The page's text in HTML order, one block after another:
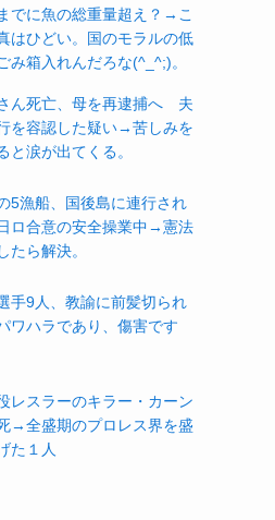
でに魚の総重量超え？→こ
はひどい。国のモラルの低
み箱入れんだろな(^_^;)。
ん死亡、母を再逮捕へ 夫
を容認した疑い→苦しみを
と涙が出てくる。
5漁船、国後島に連行され
ロ合意の安全操業中→憲法
たら解決。
手9人、教諭に前髪切られ
ワハラであり、傷害です
レスラーのキラー・カーン
→全盛期のプロレス界を盛
た１人